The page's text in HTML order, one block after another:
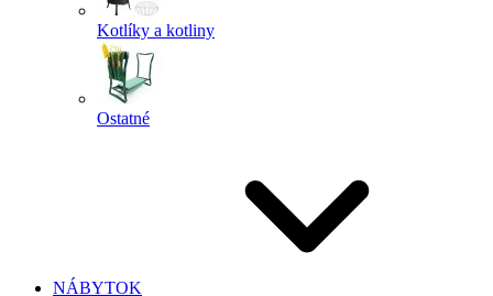
Kotlíky a kotliny
Ostatné
NÁBYTOK